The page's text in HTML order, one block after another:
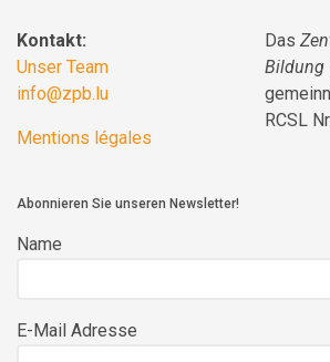
Kontakt:
Unser Team
info@zpb.lu
Mentions légales
Das
Bildung
RCSL
Abonnieren Sie unseren Newsletter!
Name
E-Mail Adresse